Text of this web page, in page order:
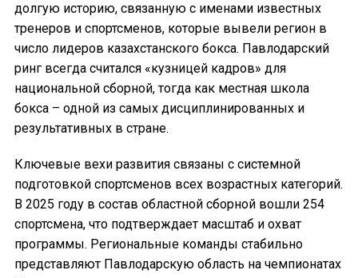
долгую историю, связанную с именами известных
тренеров и спортсменов, которые вывели регион в
число лидеров казахстанского бокса. Павлодарский
ринг всегда считался «кузницей кадров» для
национальной сборной, тогда как местная школа
бокса – одной из самых дисциплинированных и
результативных в стране.
Ключевые вехи развития связаны с системной
подготовкой спортсменов всех возрастных категорий.
В 2025 году в состав областной сборной вошли 254
спортсмена, что подтверждает масштаб и охват
программы. Региональные команды стабильно
представляют Павлодарскую область на чемпионатах